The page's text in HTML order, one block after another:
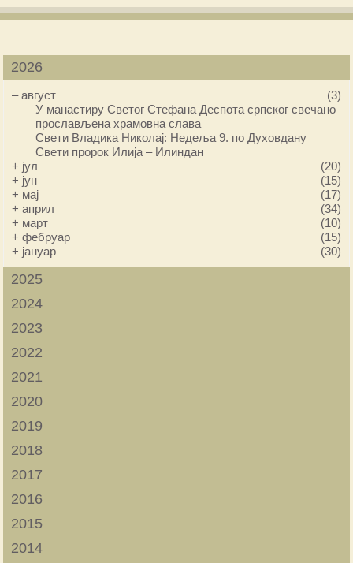
2026
–август
(3)
У манастиру Светог Стефана Деспота српског свечано
прослављена храмовна слава
Свети Владика Николај: Недеља 9. по Духовдану
Свети пророк Илија – Илиндан
+ јул
(20)
+ јун
(15)
+ мај
(17)
+април
(34)
+ март
(10)
+фебруар
(15)
+ јануар (30)
2025
2024
2023
2022
2021
2020
2019
2018
2017
2016
2015
2014